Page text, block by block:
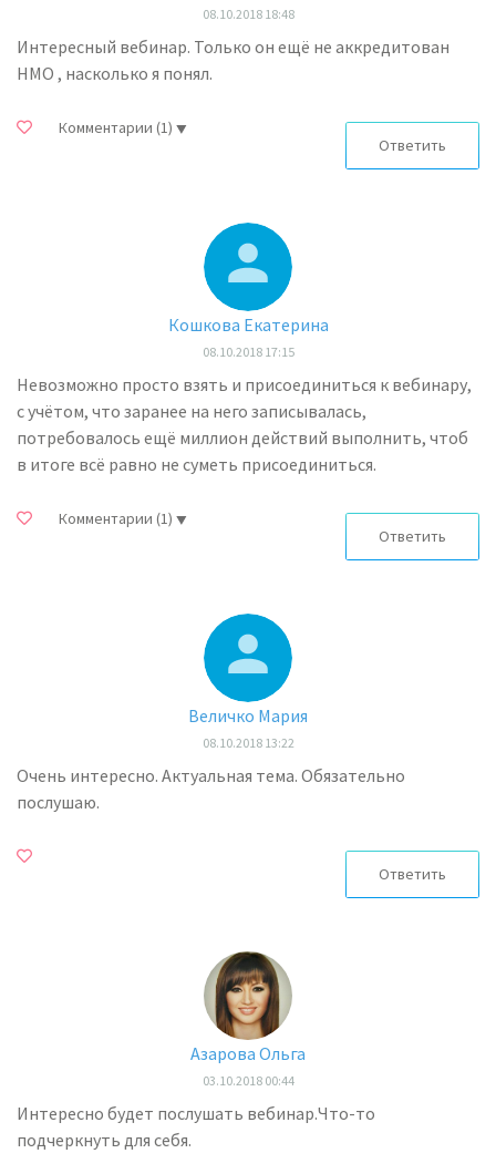
08.10.2018 18:48
Интересный вебинар. Только он ещё не аккредитован
НМО , насколько я понял.
Комментарии (1)
Ответить
Кошкова Екатерина
08.10.2018 17:15
Невозможно просто взять и присоединиться к вебинару,
с учётом, что заранее на него записывалась,
потребовалось ещё миллион действий выполнить, чтоб
в итоге всё равно не суметь присоединиться.
Комментарии (1)
Ответить
Величко Мария
08.10.2018 13:22
Очень интересно. Актуальная тема. Обязательно
послушаю.
Ответить
Азарова Ольга
03.10.2018 00:44
Интересно будет послушать вебинар.Что-то
подчеркнуть для себя.